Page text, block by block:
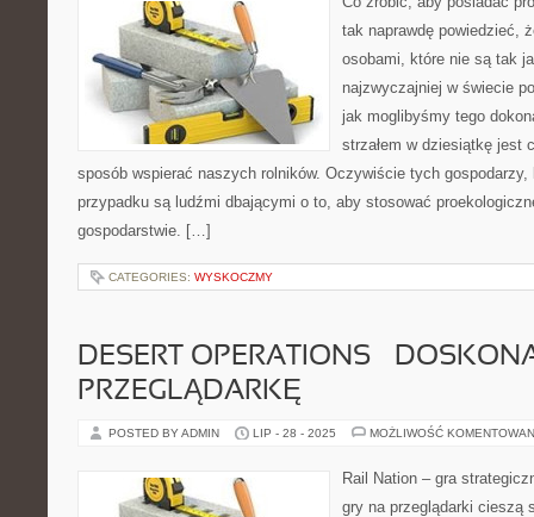
tak naprawdę powiedzieć,
osobami, które nie są tak
najzwyczajniej w świecie
jak moglibyśmy tego
strzałem w dziesiątkę jest
sposób wspierać naszych rolników. Oczywiście tych
przypadku są ludźmi dbającymi o to, aby stosować
gospodarstwie. […]
CATEGORIES: WYSKOCZMY
DESERT OPERATIONS –
PRZEGLĄDARKĘ
POSTED BY ADMIN LIP - 28 - 2025 MOŻLIWOŚĆ
Rail Nation – gra
gry na przeglądarki cieszą